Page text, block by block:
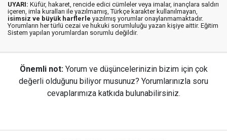
UYARI: Küfür, hakaret, rencide edici cümleler veya imalar, inançlara saldırı
içeren, imla kuralları ile yazılmamış, Türkçe karakter kullanılmayan,
isimsiz ve büyük harflerle yazılmış yorumlar onaylanmamaktadır.
Yorumların her türlü cezai ve hukuki sorumluluğu yazan kişiye aittir. Eğitim
Sistem yapılan yorumlardan sorumlu değildir.
Önemli not: Yorum ve düşüncelerinizin bizim için çok
değerli olduğunu biliyor musunuz? Yorumlarınızla soru
cevaplarımıza katkıda bulunabilirsiniz.